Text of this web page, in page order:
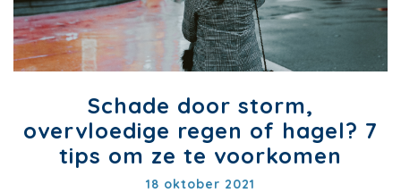
Schade door storm,
overvloedige regen of hagel? 7
tips om ze te voorkomen
18 oktober 2021